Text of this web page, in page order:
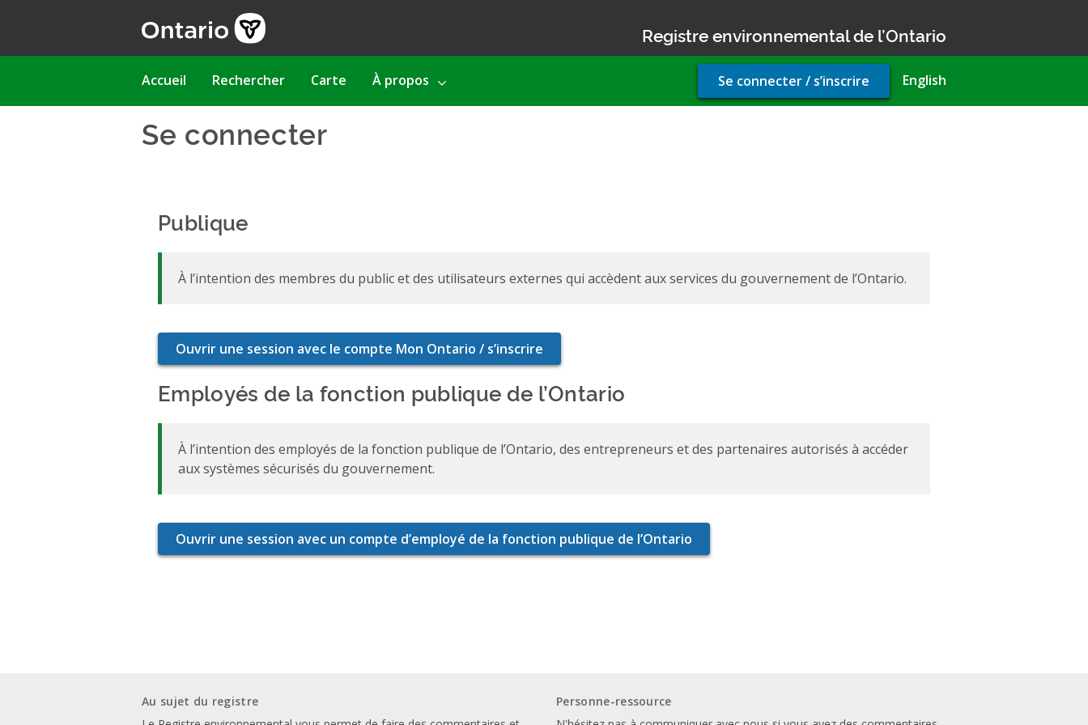
Registre environnemental de l’Ontario
Main
Accueil Rechercher Carte À propos English
User
account
Se connecter / s’inscrire
Se connecter
Publique
À l’intention des membres du public et des utilisateurs externes qui accèdent aux services du gouvernement de l’Ontario.
Employés de la fonction publique de l’Ontario
À l’intention des employés de la fonction publique de l’Ontario, des entrepreneurs et des partenaires autorisés à accéder
aux systèmes sécurisés du gouvernement.
Au sujet du registre
Personne-ressource